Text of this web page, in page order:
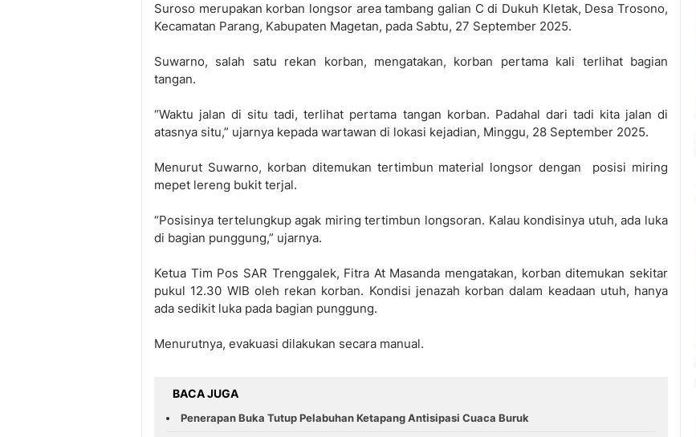
Suroso merupakan korban longsor area tambang galian C di Dukuh Kletak, Desa Trosono,
Kecamatan Parang, Kabupaten Magetan, pada Sabtu, 27 September 2025.
Suwarno, salah satu rekan korban, mengatakan, korban pertama kali terlihat bagian
tangan.
“Waktu jalan di situ tadi, terlihat pertama tangan korban. Padahal dari tadi kita jalan di
atasnya situ,” ujarnya kepada wartawan di lokasi kejadian, Minggu, 28 September 2025.
Menurut Suwarno, korban ditemukan tertimbun material longsor dengan posisi miring
mepet lereng bukit terjal.
“Posisinya tertelungkup agak miring tertimbun longsoran. Kalau kondisinya utuh, ada luka
di bagian punggung,” ujarnya.
Ketua Tim Pos SAR Trenggalek, Fitra At Masanda mengatakan, korban ditemukan sekitar
pukul 12.30 WIB oleh rekan korban. Kondisi jenazah korban dalam keadaan utuh, hanya
ada sedikit luka pada bagian punggung.
Menurutnya, evakuasi dilakukan secara manual.
BACA JUGA
Penerapan Buka Tutup Pelabuhan Ketapang Antisipasi Cuaca Buruk